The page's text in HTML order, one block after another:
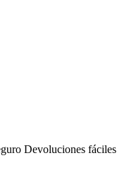
Devoluciones fáciles